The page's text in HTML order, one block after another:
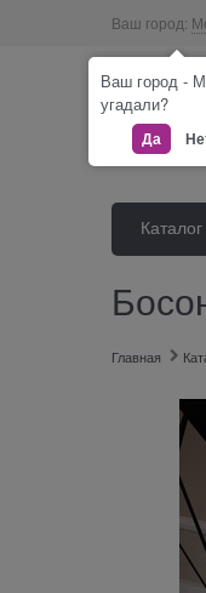
Ваш город:
Главная
Ваш город -
угадали?
Да